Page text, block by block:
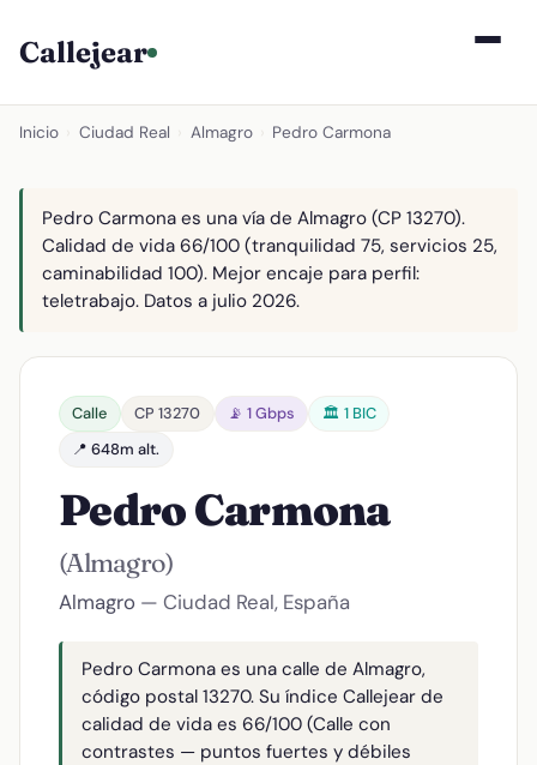
Callejear
Inicio Ciudad Real Almagro Pedro Carmona
Pedro Carmona es una vía de Almagro (CP 13270).
Calidad de vida 66/100 (tranquilidad 75, servicios 25,
caminabilidad 100). Mejor encaje para perfil:
teletrabajo. Datos a julio 2026.
Calle CP 13270 📡 1 Gbps
🏛️ 1 BIC
📍 648m alt.
Pedro Carmona
(Almagro)
Almagro — Ciudad Real, España
Pedro Carmona es una calle de Almagro,
código postal 13270. Su índice Callejear de
calidad de vida es 66/100 (Calle con
contrastes — puntos fuertes y débiles